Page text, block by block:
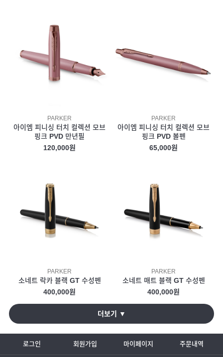
PARKER
아이엠 피니싱 터치 컬렉션 모브
핑크 PVD 만년필
120,000원
PARKER
아이엠 피니싱 터치 컬렉션 모브
핑크 PVD 볼펜
65,000원
PARKER
소네트 락카 블랙 GT 수성펜
400,000원
PARKER
소네트 매트 블랙 GT 수성펜
400,000원
더보기 ▼
로그인 회원가입 마이페이지 주문내역